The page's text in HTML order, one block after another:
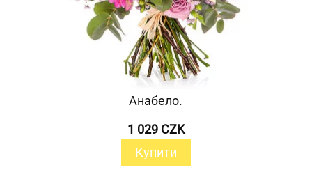
Анабело.
1 029 CZK
Купити